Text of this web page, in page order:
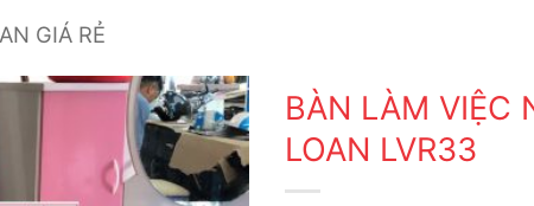
GIÁ RẺ
BÀN LÀM VIỆC
LOAN LVR33